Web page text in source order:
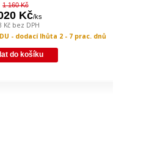
1 160 Kč
Kč/ks
Kč bez DPH
- dodací lhůta 2 - 7 prac. dnů
do košíku